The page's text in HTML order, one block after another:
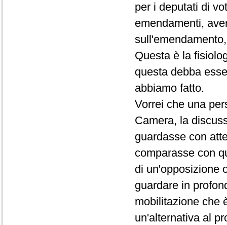
per i deputati di
emendamenti,
Questa è la
questa debba
abbiamo fatto.
Vorrei che una
Camera, la
guardasse con
comparasse con
di un'opposizione
guardare in
mobilitazione che
un'alternativa al